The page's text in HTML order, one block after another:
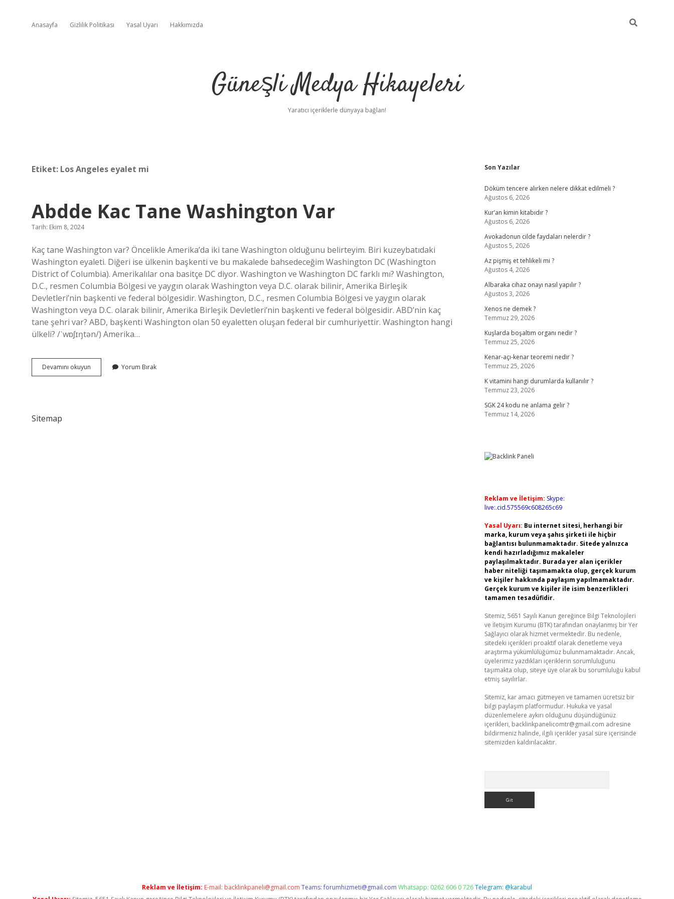
Anasayfa Gizlilik Politikası Yasal Uyarı Hakkımızda
Güneşli Medya Hikayeleri
Yaratıcı içeriklerle dünyaya bağlan!
Etiket: Los Angeles eyalet mi
Abdde Kac Tane Washington Var
Tarih: Ekim 8, 2024
Kaç tane Washington var? Öncelikle Amerika’da iki tane Washington olduğunu belirteyim. Biri kuzeybatıdaki
Washington eyaleti. Diğeri ise ülkenin başkenti ve bu makalede bahsedeceğim Washington DC (Washington
District of Columbia). Amerikalılar ona basitçe DC diyor. Washington ve Washington DC farklı mı? Washington,
D.C., resmen Columbia Bölgesi ve yaygın olarak Washington veya D.C. olarak bilinir, Amerika Birleşik
Devletleri’nin başkenti ve federal bölgesidir. Washington, D.C., resmen Columbia Bölgesi ve yaygın olarak
Washington veya D.C. olarak bilinir, Amerika Birleşik Devletleri’nin başkenti ve federal bölgesidir. ABD’nin kaç
tane şehri var? ABD, başkenti Washington olan 50 eyaletten oluşan federal bir cumhuriyettir. Washington hangi
ülkeli? /ˈwɒʃɪŋtən/) Amerika…
Devamını okuyun
Kac
Yorum Bırak
Sitemap
Sidebar
Son Yazılar
Döküm tencere alırken nelere dikkat edilmeli ?
Ağustos 6, 2026
Kur’an kimin kitabıdır ?
Ağustos 6, 2026
Avokadonun cilde faydaları nelerdir ?
Ağustos 5, 2026
Az pişmiş et tehlikeli mi ?
Ağustos 4, 2026
Albaraka cihaz onayı nasıl yapılır ?
Ağustos 3, 2026
Xenos ne demek ?
Temmuz 29, 2026
Kuşlarda boşaltım organı nedir ?
Temmuz 25, 2026
Kenar-açı-kenar teoremi nedir ?
Temmuz 25, 2026
K vitamini hangi durumlarda kullanılır ?
Temmuz 23, 2026
SGK 24 kodu ne anlama gelir ?
Temmuz 14, 2026
Reklam ve İletişim: Skype:
live:.cid.575569c608265c69
Yasal Uyarı: Bu internet sitesi, herhangi bir
marka, kurum veya şahıs şirketi ile hiçbir
bağlantısı bulunmamaktadır. Sitede yalnızca
kendi hazırladığımız makaleler
paylaşılmaktadır. Burada yer alan içerikler
haber niteliği taşımamakta olup, gerçek kurum
ve kişiler hakkında paylaşım yapılmamaktadır.
Gerçek kurum ve kişiler ile isim benzerlikleri
tamamen tesadüfidir.
Sitemiz, 5651 Sayılı Kanun gereğince Bilgi Teknolojileri
ve İletişim Kurumu (BTK) tarafından onaylanmış bir Yer
Sağlayıcı olarak hizmet vermektedir. Bu nedenle,
sitedeki içerikleri proaktif olarak denetleme veya
araştırma yükümlülüğümüz bulunmamaktadır. Ancak,
üyelerimiz yazdıkları içeriklerin sorumluluğunu
taşımakta olup, siteye üye olarak bu sorumluluğu kabul
etmiş sayılırlar.
Sitemiz, kar amacı gütmeyen ve tamamen ücretsiz bir
bilgi paylaşım platformudur. Hukuka ve yasal
düzenlemelere aykırı olduğunu düşündüğünüz
içerikleri, backlinkpanelicomtr@gmail.com adresine
bildirmeniz halinde, ilgili içerikler yasal süre içerisinde
sitemizden kaldırılacaktır.
Reklam ve İletişim: E-mail: backlinkpaneli@gmail.com Teams:forumhizmeti@gmail.com Whatsapp: 0262 606 0 726Telegram: @karabul